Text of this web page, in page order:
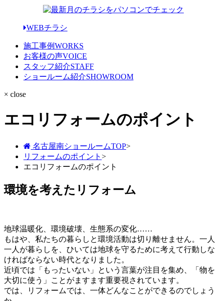
WEBチラシ
施工事例WORKS
お客様の声VOICE
スタッフ紹介STAFF
ショールーム紹介SHOWROOM
× close
エコリフォームのポイント
名古屋南ショールームTOP>
リフォームのポイント >
エコリフォームのポイント
環境を考えたリフォーム
地球温暖化、環境破壊、生態系の変化……
もはや、私たちの暮らしと環境活動は切り離せません。一人
一人が暮らしを、ひいては地球を守るために考えて行動しな
ければならない時代となりました。
近頃では「もったいない」という言葉が注目を集め、「物を
大切に使う」ことがますます重要視されています。
では、リフォームでは、一体どんなことができるのでしょう